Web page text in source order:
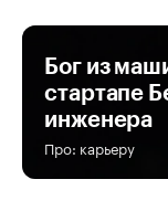
Бог из
стартапе
инженера
Про: карьеру